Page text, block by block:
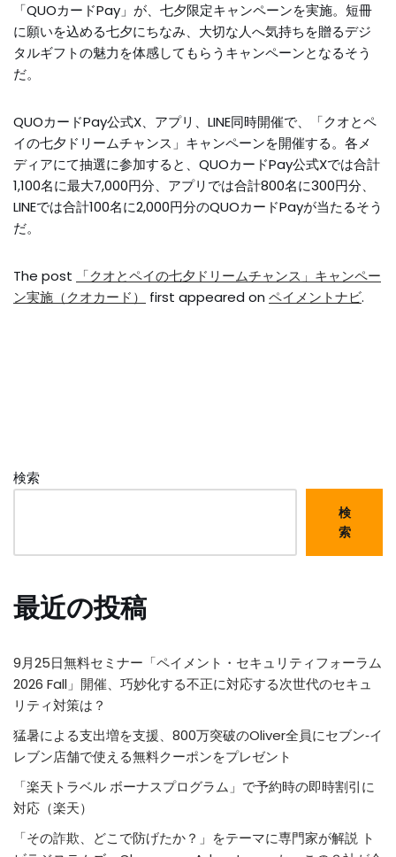
「QUOカードPay」が、七夕限定キャンペーンを実施。短冊
に願いを込める七夕にちなみ、大切な人へ気持ちを贈るデジ
タルギフトの魅力を体感してもらうキャンペーンとなるそう
だ。
QUOカードPay公式X、アプリ、LINE同時開催で、「クオとペ
イの七夕ドリームチャンス」キャンペーンを開催する。各メ
ディアにて抽選に参加すると、QUOカードPay公式Xでは合計
1,100名に最大7,000円分、アプリでは合計800名に300円分、
LINEでは合計100名に2,000円分のQUOカードPayが当たるそう
だ。
The post
「クオとペイの七夕ドリームチャンス」キャンペー
ン実施（クオカード）
first appeared on ペイメントナビ.
検索
検
索
最近の投稿
9月25日無料セミナー「ペイメント・セキュリティフォーラム
2026 Fall」開催、巧妙化する不正に対応する次世代のセキュ
リティ対策は？
猛暑による支出増を支援、800万突破のOliver全員にセブン‐イ
レブン店舗で使える無料クーポンをプレゼント
「楽天トラベル ボーナスプログラム」で予約時の即時割引に
対応（楽天）
「その詐欺、どこで防げたか？」をテーマに専門家が解説 ト